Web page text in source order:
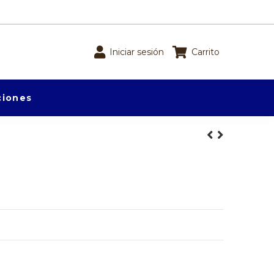
Iniciar sesión Carrito